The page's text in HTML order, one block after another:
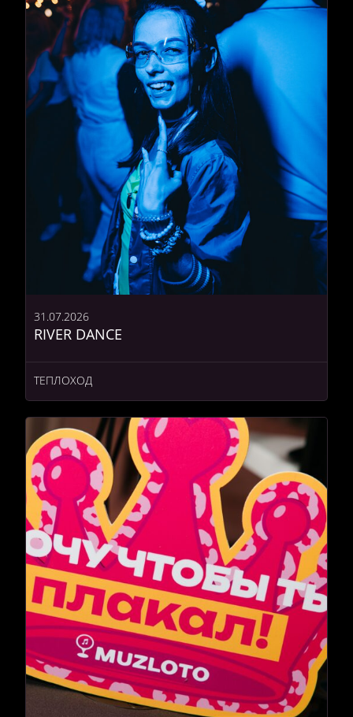
RIVER DANCE
31.07.2026
ТЕПЛОХОД